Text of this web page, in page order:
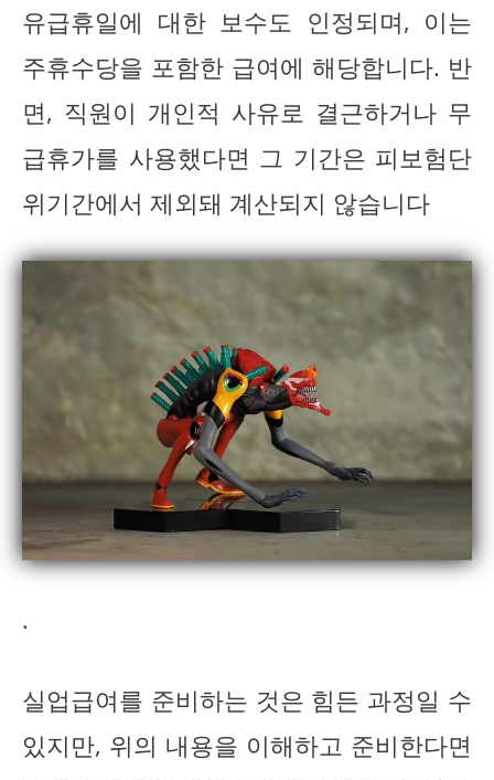
유급휴일에 대한 보수도 인정되며, 이는
주휴수당을 포함한 급여에 해당합니다. 반
면, 직원이 개인적 사유로 결근하거나 무
급휴가를 사용했다면 그 기간은 피보험단
위기간에서 제외돼 계산되지 않습니다
.
실업급여를 준비하는 것은 힘든 과정일 수
있지만, 위의 내용을 이해하고 준비한다면